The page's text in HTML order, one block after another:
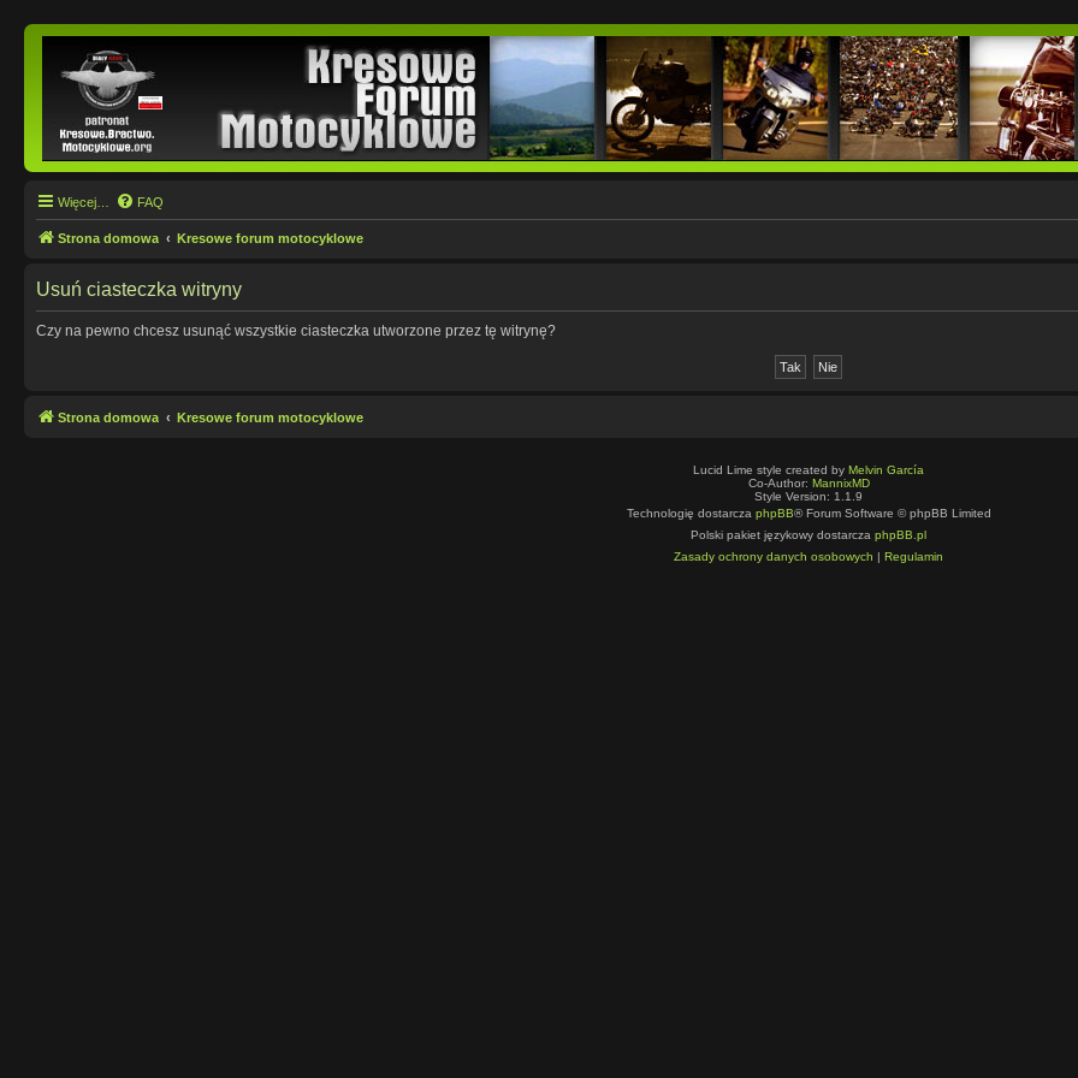
Więcej… FAQ
Strona domowa Kresowe forum motocyklowe
Usuń ciasteczka witryny
Czy na pewno chcesz usunąć wszystkie ciasteczka utworzone przez tę witrynę?
Strona domowa Kresowe forum motocyklowe
Lucid Lime style created by Melvin García
Co-Author: MannixMD
Style Version: 1.1.9
Technologię dostarcza phpBB® Forum Software © phpBB Limited
Polski pakiet językowy dostarcza phpBB.pl
Zasady ochrony danych osobowych | Regulamin